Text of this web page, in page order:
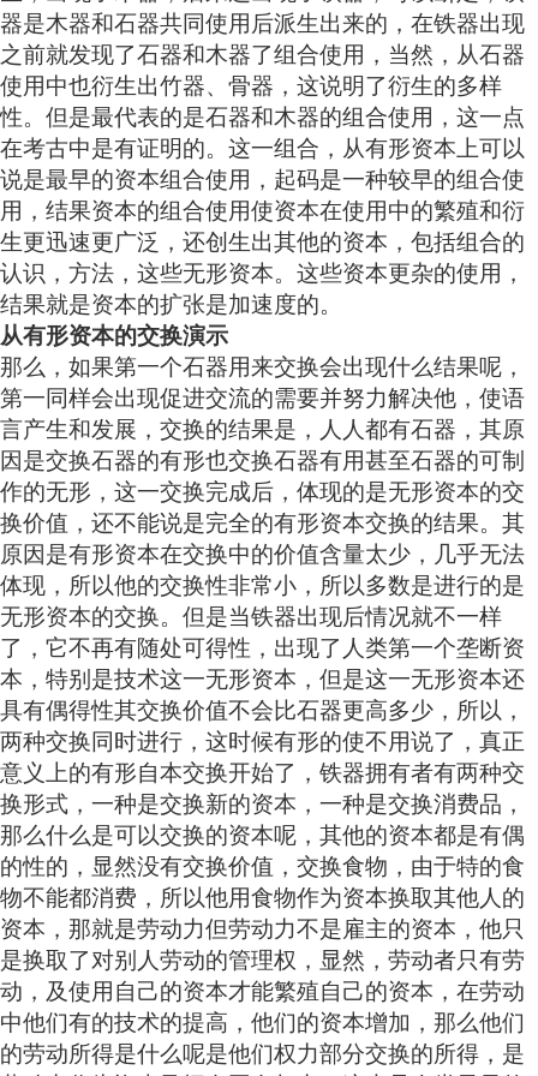
器是木器和石器共同使用后派生出来的，在铁器出现
之前就发现了石器和木器了组合使用，当然，从石器
使用中也衍生出竹器、骨器，这说明了衍生的多样
性。但是最代表的是石器和木器的组合使用，这一点
在考古中是有证明的。这一组合，从有形资本上可以
说是最早的资本组合使用，起码是一种较早的组合使
用，结果资本的组合使用使资本在使用中的繁殖和衍
生更迅速更广泛，还创生出其他的资本，包括组合的
认识，方法，这些无形资本。这些资本更杂的使用，
结果就是资本的扩张是加速度的。
从有形资本的交换演示
那么，如果第一个石器用来交换会出现什么结果呢，
第一同样会出现促进交流的需要并努力解决他，使语
言产生和发展，交换的结果是，人人都有石器，其原
因是交换石器的有形也交换石器有用甚至石器的可制
作的无形，这一交换完成后，体现的是无形资本的交
换价值，还不能说是完全的有形资本交换的结果。其
原因是有形资本在交换中的价值含量太少，几乎无法
体现，所以他的交换性非常小，所以多数是进行的是
无形资本的交换。但是当铁器出现后情况就不一样
了，它不再有随处可得性，出现了人类第一个垄断资
本，特别是技术这一无形资本，但是这一无形资本还
具有偶得性其交换价值不会比石器更高多少，所以，
两种交换同时进行，这时候有形的使不用说了，真正
意义上的有形自本交换开始了，铁器拥有者有两种交
换形式，一种是交换新的资本，一种是交换消费品，
那么什么是可以交换的资本呢，其他的资本都是有偶
的性的，显然没有交换价值，交换食物，由于特的食
物不能都消费，所以他用食物作为资本换取其他人的
资本，那就是劳动力但劳动力不是雇主的资本，他只
是换取了对别人劳动的管理权，显然，劳动者只有劳
动，及使用自己的资本才能繁殖自己的资本，在劳动
中他们有的技术的提高，他们的资本增加，那么他们
的劳动所得是什么呢是他们权力部分交换的所得，是